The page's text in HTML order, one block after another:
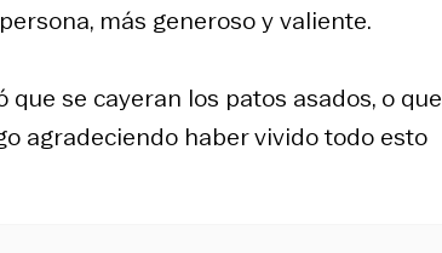
más generoso y valiente.
se cayeran los patos asados, o que
agradeciendo haber vivido todo esto